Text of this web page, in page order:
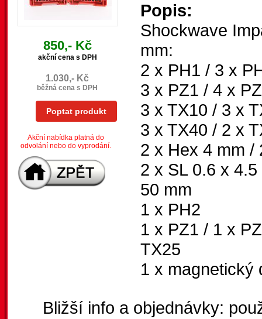
850,- Kč
akční cena s DPH
1.030,- Kč
běžná cena s DPH
Poptat produkt
Akční nabídka platná do
odvolání nebo do vyprodání.
Popis:
Shockwave
mm:
2 x PH1 / 3 x
3 x PZ1 / 4 x
3 x TX10 / 3 x
3 x TX40 / 2 x
2 x Hex 4 mm /
2 x SL 0.6 x
50 mm
1 x PH2
1 x PZ1 / 1 x
TX25
1 x magnetický
Bližší info a objednávky: